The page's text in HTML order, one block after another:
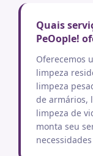
Quais
PeOople!
Oferecemos
limpeza
limpeza
de armários,
limpeza de
monta seu